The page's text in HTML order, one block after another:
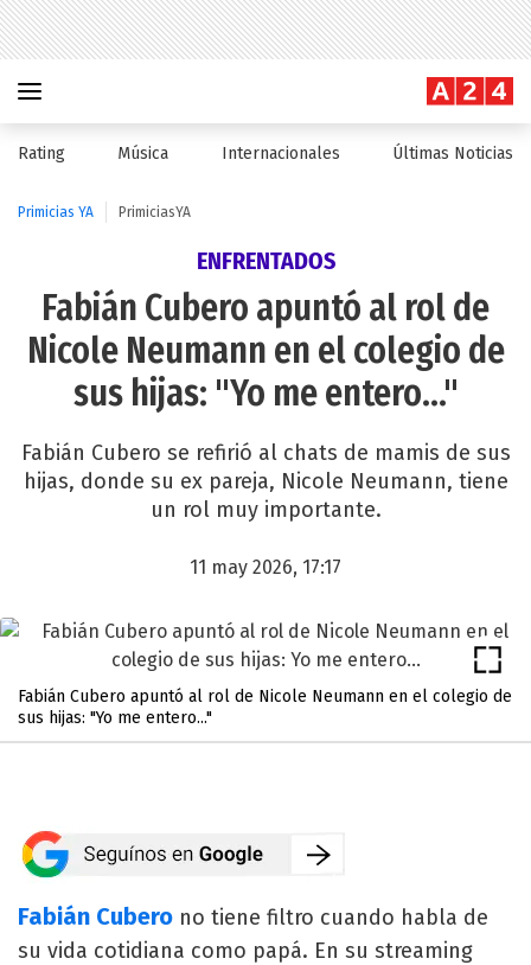
Rating Música Internacionales Últimas Noticias
Primicias YA PrimiciasYA
ENFRENTADOS
Fabián Cubero apuntó al rol de
Nicole Neumann en el colegio de
sus hijas: "Yo me entero..."
Fabián Cubero se refirió al chats de mamis de sus
hijas, donde su ex pareja, Nicole Neumann, tiene
un rol muy importante.
11 may 2026, 17:17
Fabián Cubero apuntó al rol de Nicole Neumann en el colegio de
sus hijas: "Yo me entero..."
Fabián Cubero no tiene filtro cuando habla de
su vida cotidiana como papá. En su streaming